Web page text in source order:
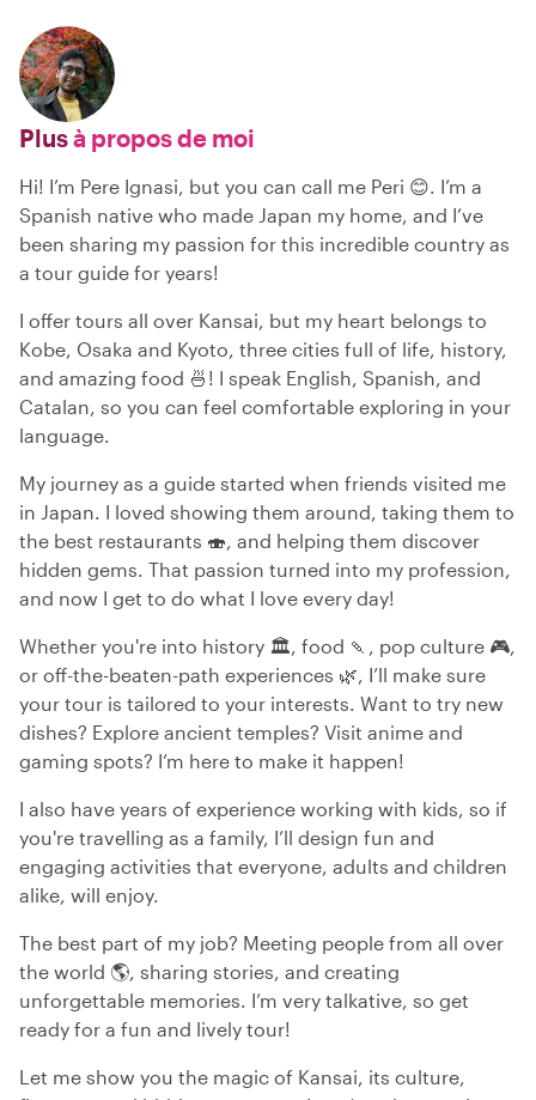
Plusà propos de moi
Hi! I’m Pere Ignasi, but you can call me Peri 😊. I’m a
Spanish native who made Japan my home, and I’ve
been sharing my passion for this incredible country as
a tour guide for years!
I offer tours all over Kansai, but my heart belongs to
Kobe, Osaka and Kyoto, three cities full of life, history,
and amazing food 🍜! I speak English, Spanish, and
Catalan, so you can feel comfortable exploring in your
language.
My journey as a guide started when friends visited me
in Japan. I loved showing them around, taking them to
the best restaurants 🍣, and helping them discover
hidden gems. That passion turned into my profession,
and now I get to do what I love every day!
Whether you're into history 🏛️, food 🍡, pop culture 🎮,
or off-the-beaten-path experiences 🌿, I’ll make sure
your tour is tailored to your interests. Want to try new
dishes? Explore ancient temples? Visit anime and
gaming spots? I’m here to make it happen!
I also have years of experience working with kids, so if
you're travelling as a family, I’ll design fun and
engaging activities that everyone, adults and children
alike, will enjoy.
The best part of my job? Meeting people from all over
the world 🌎, sharing stories, and creating
unforgettable memories. I’m very talkative, so get
ready for a fun and lively tour!
Let me show you the magic of Kansai, its culture,